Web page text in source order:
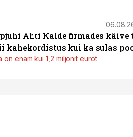
Ahti Kalde firmades käive
kahekordistus kui ka sulas
on enam kui 1,2 miljonit eurot